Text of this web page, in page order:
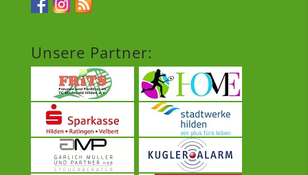
Unsere Partner: